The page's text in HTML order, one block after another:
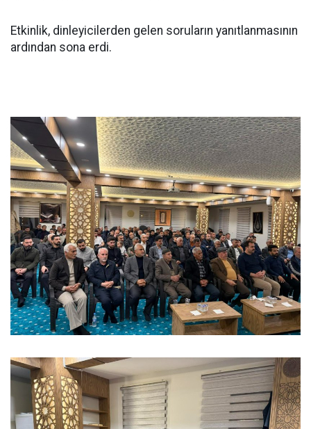
Etkinlik, dinleyicilerden gelen soruların yanıtlanmasının
ardından sona erdi.